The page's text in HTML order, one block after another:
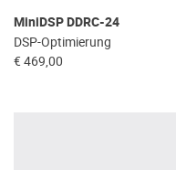
MiniDSP DDRC-24
DSP-Optimierung
€ 469,00